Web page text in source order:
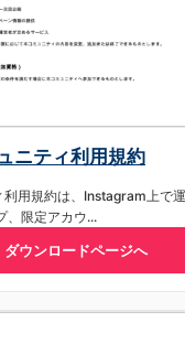
ニティ利用規約
用規約は、Instagram上で
、限定アカウ...
ダウンロードページへ